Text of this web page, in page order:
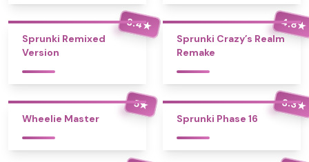
3.4★
Sprunki Remixed
Version
4.8★
Sprunki Crazy’s Realm
Remake
5★
Wheelie Master
3.3★
Sprunki Phase 16